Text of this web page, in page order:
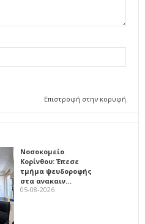
Επιστροφή στην κορυφή
Νοσοκομείο
Κορίνθου: Έπεσε
τμήμα ψευδοροφής
στα ανακαιν…
05-08-2026